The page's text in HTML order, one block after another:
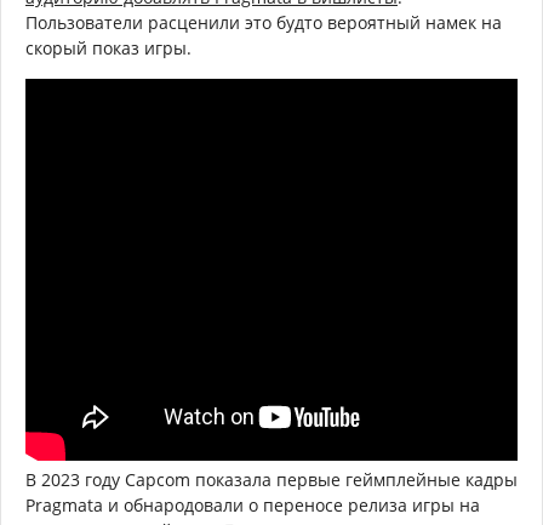
Пользователи расценили это будто вероятный намек на
скорый показ игры.
В 2023 году Capcom показала первые геймплейные кадры
Pragmata и обнародовали о переносе релиза игры на